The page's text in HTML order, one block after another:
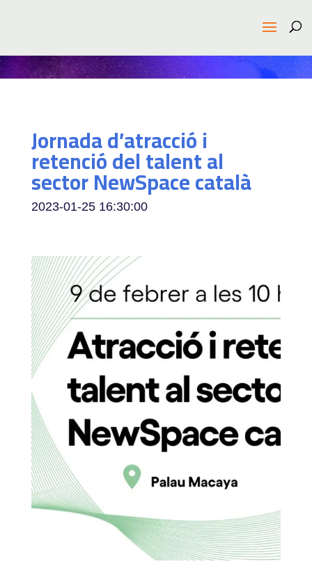
Jornada d’atracció i
retenció del talent al
sector NewSpace català
2023-01-25 16:30:00